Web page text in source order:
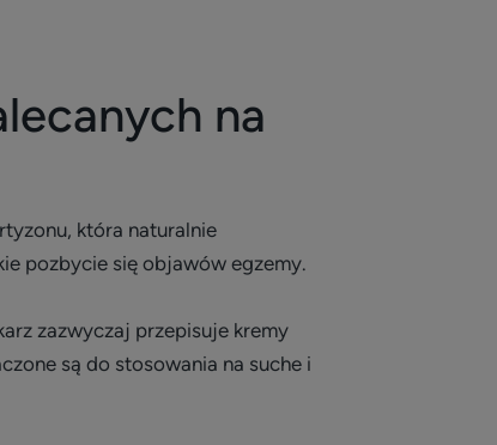
na
która naturalnie
pozbycie się objawów egzemy.
zazwyczaj przepisuje kremy
są do stosowania na suche i